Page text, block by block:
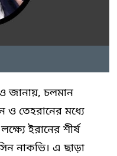
জানায়, চলমান
ও তেহরানের মধ্যে
ইরানের শীর্ষ
নাকভি। এ ছাড়া